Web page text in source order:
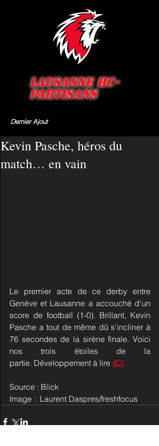
Lausanne HC-
Partisans
Dernier Ajout
Kevin Pasche, héros du
match… en vain
Le premier acte de ce derby entre
Genève et Lausanne a accouché d'un
score de football (1-0). Brillant, Kevin
Pasche a tout de même dû s'incliner à
76 secondes de la sirène finale. Voici
nos trois étoiles de la
partie. Développement à lire ICI.
Source : Blick
Image :  Laurent Daspres/freshfocus